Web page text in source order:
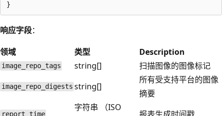
响应字段：
领域
类型 Description
image_repo_tags string[] 扫描图像的图像标记
image_repo_digests string[]
所有受支持平台的图像
摘要
report_time
字符串 （ISO
报表生成时间戳